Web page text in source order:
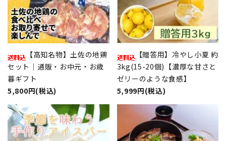
【高知名物】土佐の地鶏
セット｜通販・お中元・お歳
暮ギフト
5,800円(税込)
【贈答用】冷やし小夏 約
3kg(15-20個)【濃厚な甘さと
ゼリーのような食感】
5,999円(税込)